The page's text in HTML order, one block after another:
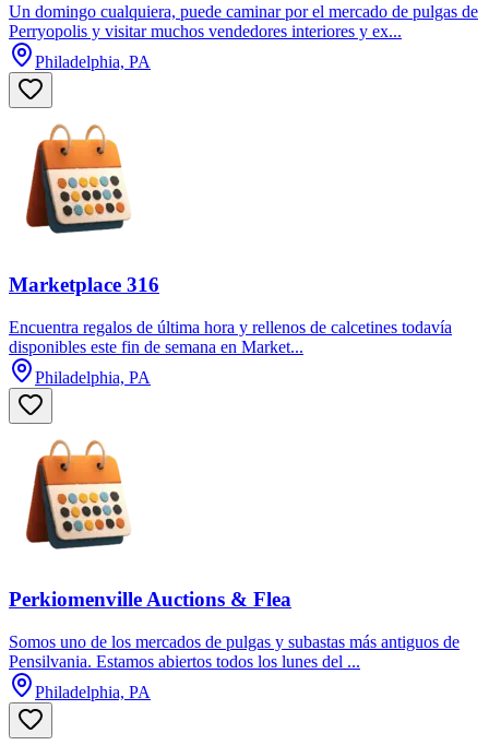
Un domingo cualquiera, puede caminar por el mercado de pulgas de
Perryopolis y visitar muchos vendedores interiores y ex...
Philadelphia, PA
Marketplace 316
Encuentra regalos de última hora y rellenos de calcetines todavía
disponibles este fin de semana en Market...
Philadelphia, PA
Perkiomenville Auctions & Flea
Somos uno de los mercados de pulgas y subastas más antiguos de
Pensilvania. Estamos abiertos todos los lunes del ...
Philadelphia, PA